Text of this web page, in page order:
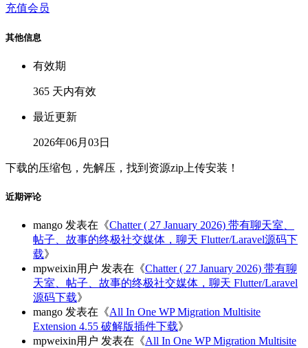
充值会员
其他信息
有效期
365 天内有效
最近更新
2026年06月03日
下载的压缩包，先解压，找到资源zip上传安装！
近期评论
mango 发表在《Chatter ( 27 January 2026) 带有聊天室、
帖子、故事的终极社交媒体，聊天 Flutter/Laravel源码下
载》
mpweixin用户 发表在《Chatter ( 27 January 2026) 带有聊
天室、帖子、故事的终极社交媒体，聊天 Flutter/Laravel
源码下载》
mango 发表在《All In One WP Migration Multisite
Extension 4.55 破解版插件下载》
mpweixin用户 发表在《All In One WP Migration Multisite